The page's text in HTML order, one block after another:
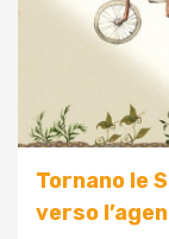
Tornano le
verso